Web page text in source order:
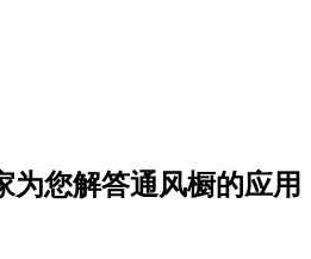
为您解答通风橱的应用